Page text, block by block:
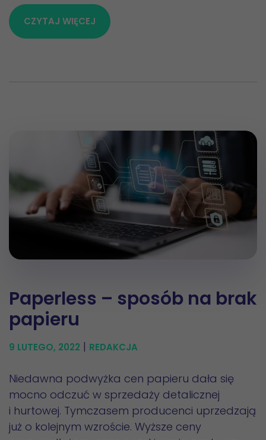
CZYTAJ WIĘCEJ
Paperless – sposób na brak
papieru
9 LUTEGO, 2022 | REDAKCJA
Niedawna podwyżka cen papieru dała się
mocno odczuć w sprzedaży detalicznej
i hurtowej. Tymczasem producenci uprzedzają
już o kolejnym wzroście. Wyższe ceny